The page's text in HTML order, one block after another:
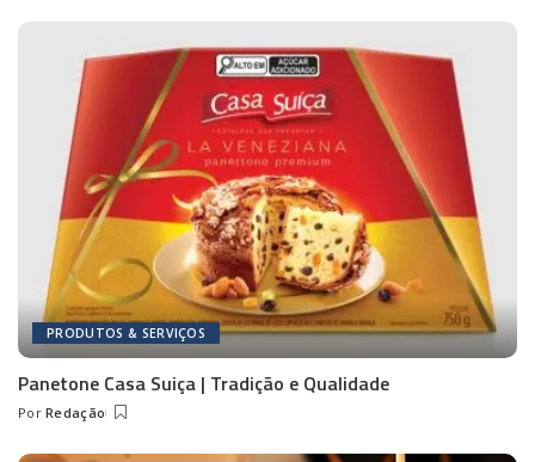
PRODUTOS & SERVIÇOS
Panetone Casa Suiça | Tradição e Qualidade
Posted
Por Redação